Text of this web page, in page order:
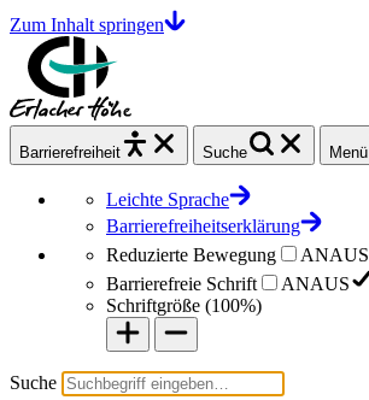
Zum Inhalt springen
Barrierefrei heit Suche Menü
Leichte Sprache
Barrierefreiheitserklärung
Reduzierte Bewegung
ANAUS
Barrierefreie Schrift
ANAUS
Schriftgröße (100%)
Suche